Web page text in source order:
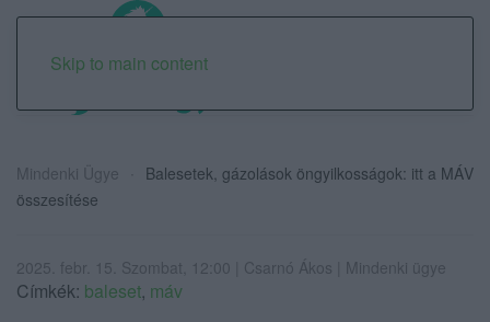
Skip to main content
Mindenki Ügye
Balesetek, gázolások öngyilkosságok: itt a MÁV
összesítése
2025. febr. 15. Szombat, 12:00 | Csarnó Ákos | Mindenki ügye
Címkék: baleset, máv